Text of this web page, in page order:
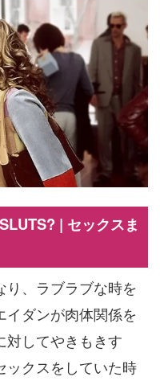
| セックスま
り、ラブラブな時を
ダンが肉体関係を
対してやきもきす
ックスをしていた時